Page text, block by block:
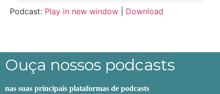
Podcast: Play in new window Download
Ouça nossos podcasts
nas suas principais plataformas de podcasts